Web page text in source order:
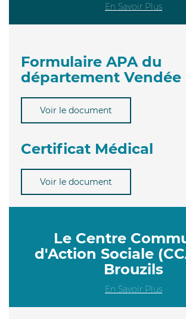
En Savoir Plus
Formulaire APA du
département Vendée
Voir le document
Certificat Médical
Voir le document
Le Centre
d'Action Sociale
Brouzils
En Savoir Plus